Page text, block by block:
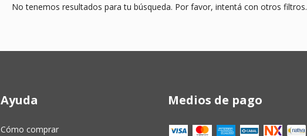
No tenemos resultados para tu búsqueda. Por favor, intentá con otros filtros.
Ayuda
Cómo comprar
Medios de pago